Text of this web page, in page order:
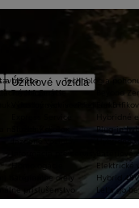
Úžitkové vozidlá
informácie
a údržba
Toyota Servis
Homologácie
Originálne diely
príslušenstvo
Zabezpečenie vozidiel
batériami
Technológia
Beyond
Hybridné
Plug-in
Hybridné
Elektrické
Hybrid 48V
Let's go